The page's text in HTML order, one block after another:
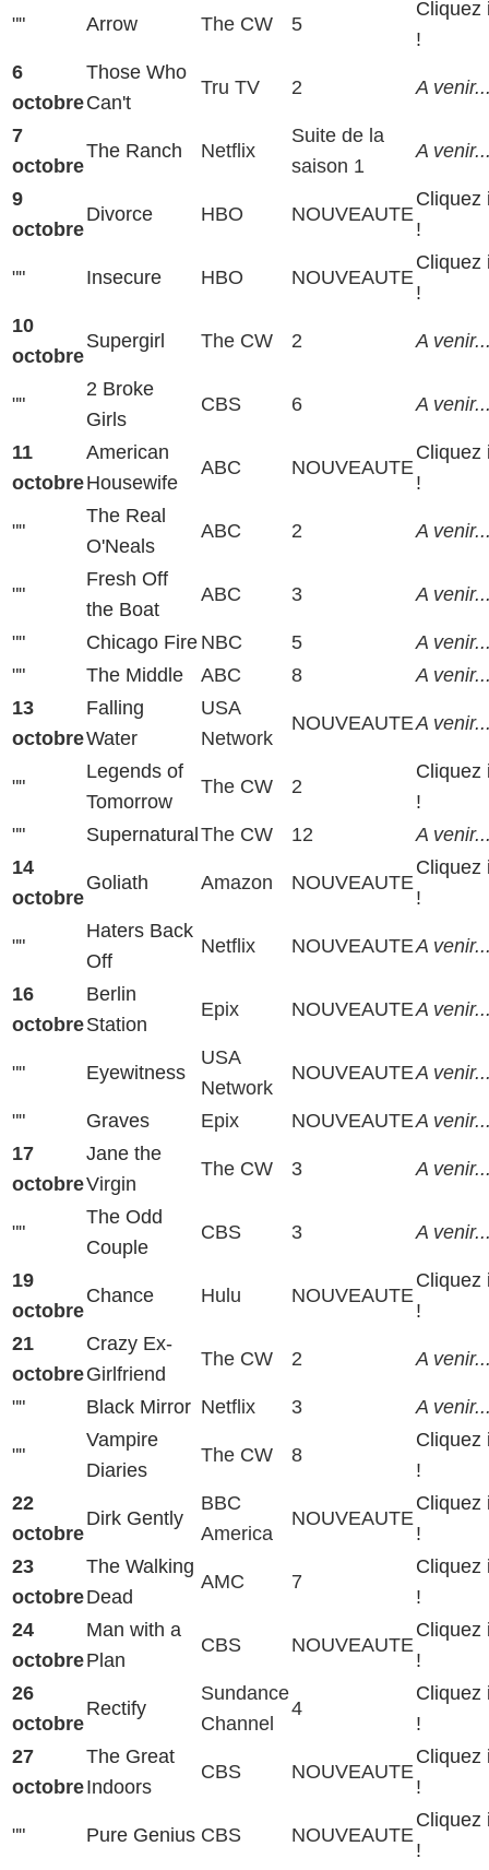
"" Arrow The CW 5
Cliquez
!
6
octobre
Those Who
Can't
Tru TV 2 A
7
octobre
The Ranch Netflix
Suite de la
saison 1
A
9
octobre
Divorce HBO NOUVEAUTE
Cliquez
!
"" Insecure HBO NOUVEAUTE
Cliquez
!
10
octobre
Supergirl The CW 2 A
""
2 Broke
Girls
CBS 6 A
11
octobre
American
Housewife
ABC NOUVEAUTE
Cliquez
!
""
The Real
O'Neals
ABC 2 A
""
Fresh Off
the Boat
ABC 3 A
"" Chicago Fire NBC 5
A
""
The Middle ABC 8
A
13
octobre
Falling
Water
USA
Network
NOUVEAUTEA
""
Legends of
Tomorrow
The CW 2
Cliquez
!
""
SupernaturalThe CW 12
A
14
octobre
Goliath Amazon NOUVEAUTE
Cliquez
!
""
Haters Back
Off
Netflix NOUVEAUTEA
16
octobre
Berlin
Station
Epix NOUVEAUTEA
"" Eyewitness
USA
Network
NOUVEAUTEA
"" Graves Epix NOUVEAUTEA
17
octobre
Jane the
Virgin
The CW 3 A
""
The Odd
Couple
CBS 3 A
19
octobre
Chance Hulu NOUVEAUTE
Cliquez
!
21
octobre
Crazy Ex-
Girlfriend
The CW 2 A
"" Black Mirror Netflix 3 A
""
Vampire
Diaries
The CW 8
Cliquez
!
22
octobre
Dirk Gently
BBC
America
NOUVEAUTE
Cliquez
!
23
octobre
The Walking
Dead
AMC 7
Cliquez
!
24
octobre
Man with a
Plan
CBS NOUVEAUTE
Cliquez
!
26
octobre
Rectify
Sundance
Channel
4
Cliquez
!
27
octobre
The Great
Indoors
CBS NOUVEAUTE
Cliquez
!
"" Pure Genius CBS NOUVEAUTE
Cliquez
!